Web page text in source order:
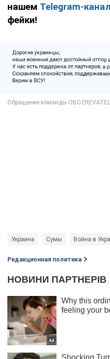
нашем Telegram-
фейки!
Украина Сумы Война в
Редакционная политика